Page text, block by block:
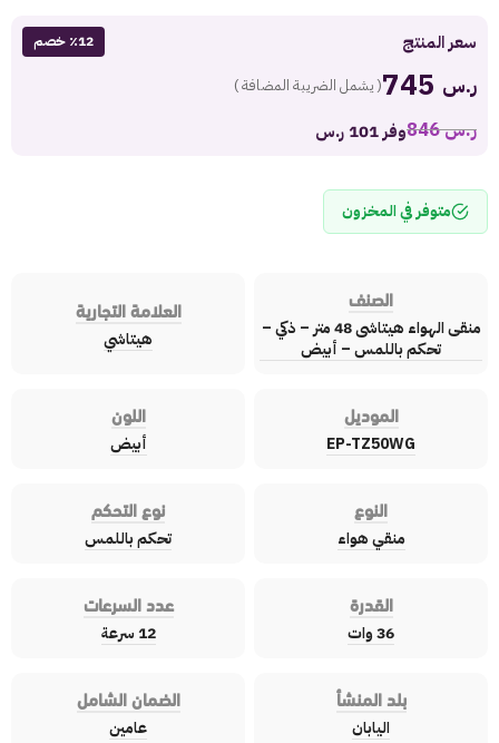
سعر المنتج ٪12 خصم
ر.س ( يشمل الضريبة المضافة )
ر.س846 وفر 101 ر.س
متوفر في المخزون
الصنف
منقى الهواء هيتاشى 48 متر – ذكي –
تحكم باللمس – أبيض
العلامة التجارية
هيتاشي
الموديل
EP-TZ50WG
اللون
أبيض
النوع
منقي هواء
نوع التحكم
تحكم باللمس
القدرة
36 وات
عدد السرعات
12 سرعة
بلد المنشأ
اليابان
الضمان الشامل
عامين